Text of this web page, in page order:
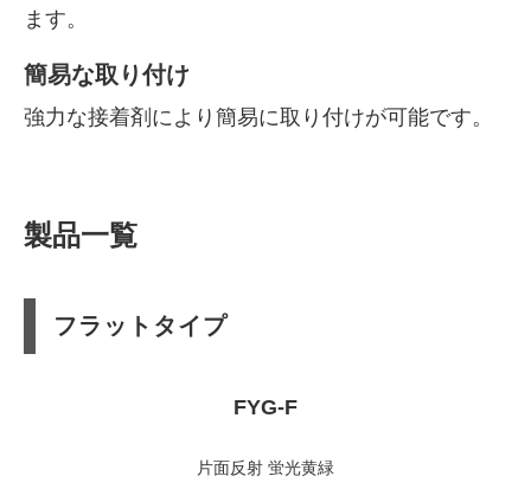
ます。
簡易な取り付け
強力な接着剤により簡易に取り付けが可能です。
製品一覧
フラットタイプ
FYG-F
片面反射 蛍光黄緑